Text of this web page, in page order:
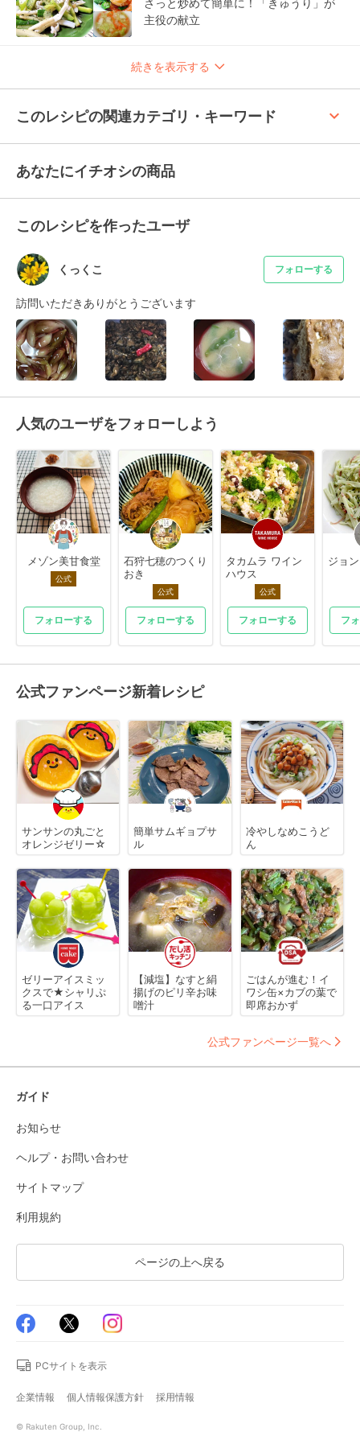
主役の献立
続きを表示する
このレシピの関連カテゴリ・キーワード keyboard_arrow_up
あなたにイチオシの商品
このレシピを作ったユーザ
くっくこ フォローする
訪問いただきありがとうございます
人気のユーザをフォローしよう
メゾン美甘食堂
公式
フォローする
石狩七穂のつくり
おき
公式
フォローする
タカムラ ワイン
ハウス
公式
フォローする
ジョ
フ
公式ファンページ新着レシピ
サンサンの丸ごと
オレンジゼリー☆
簡単サムギョプサ
ル
冷やしなめこうど
ん
ゼリーアイスミッ
クスで★シャリぷ
る一口アイス
【減塩】なすと絹
揚げのピリ辛お味
噌汁
ごはんが進む！イ
ワシ缶×カブの葉で
即席おかず
公式ファンページ一覧へ
ガイド
お知らせ
ヘルプ・お問い合わせ
サイトマップ
利用規約
ページの上へ戻る
PCサイトを表示
企業情報 個人情報保護方針 採用情報
© Rakuten Group, Inc.